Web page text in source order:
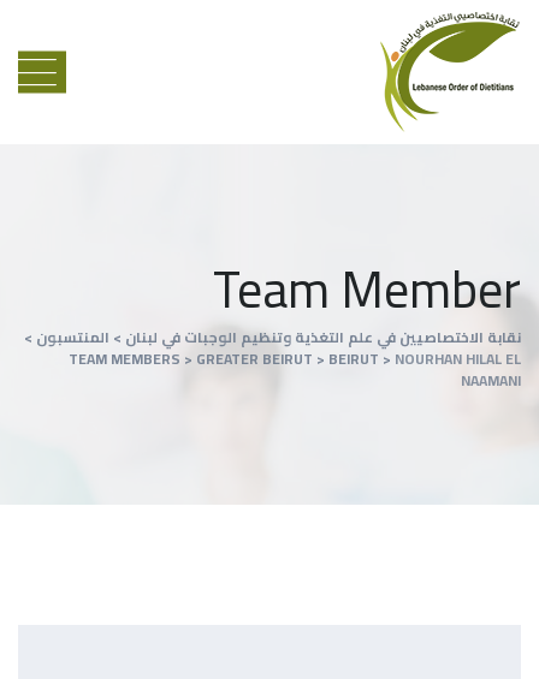
Team Member
نقابة الاختصاصيين في علم التغذية وتنظيم الوجبات في لبنان > المنتسبون >
TEAM MEMBERS > GREATER BEIRUT > BEIRUT> NOURHAN HILAL EL
NAAMANI